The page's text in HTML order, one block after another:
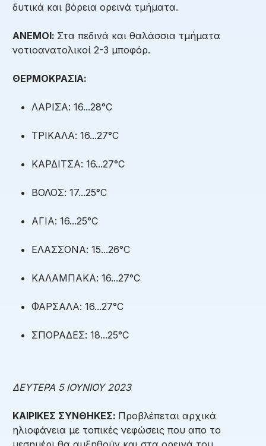
δυτικά και βόρεια ορεινά τμήματα.
ΑΝΕΜΟΙ: Στα πεδινά και θαλάσσια τμήματα
νοτιοανατολικοί 2-3 μποφόρ.
ΘΕΡΜΟΚΡΑΣΙΑ:
ΛΑΡΙΣΑ: 16...28°C
ΤΡΙΚΑΛΑ: 16...27°C
ΚΑΡΔΙΤΣΑ: 16...27°C
ΒΟΛΟΣ: 17...25°C
ΑΓΙΑ: 16...25°C
ΕΛΑΣΣΟΝΑ: 15...26°C
ΚΑΛΑΜΠΑΚΑ: 16...27°C
ΦΑΡΣΑΛΑ: 16...27°C
ΣΠΟΡΑΔΕΣ: 18...25°C
ΔΕΥΤΕΡΑ 5 ΙΟΥΝΙΟΥ 2023
ΚΑΙΡΙΚΕΣ ΣΥΝΘΗΚΕΣ: Προβλέπεται αρχικά
ηλιοφάνεια με τοπικές νεφώσεις που απο το